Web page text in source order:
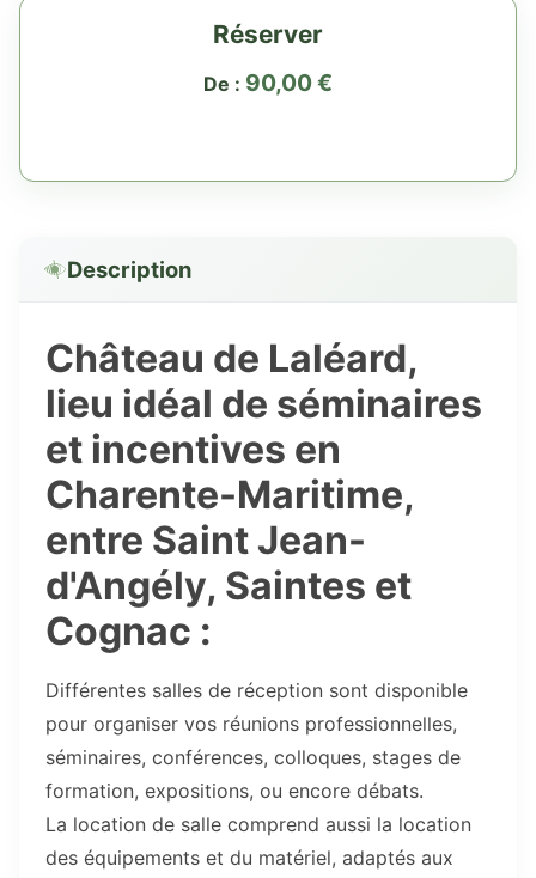
Réserver
De : 90,00€
Description
Château de Laléard,
lieu idéal de séminaires
et incentives en
Charente-Maritime,
entre Saint Jean-
d'Angély, Saintes et
Cognac :
Différentes salles de réception sont disponible
pour organiser vos réunions professionnelles,
séminaires, conférences, colloques, stages de
formation, expositions, ou encore débats.
La location de salle comprend aussi la location
des équipements et du matériel, adaptés aux